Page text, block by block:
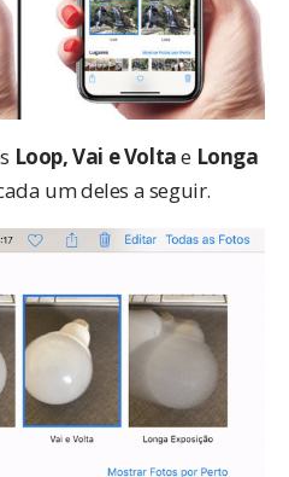
Loop,Vai e Voltae Longa
um deles a seguir.